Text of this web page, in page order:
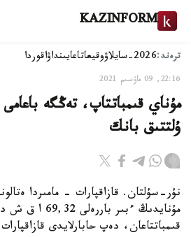
KAZINFORM
ترەند:2026-سايلاۋ وقيعاتاعايىنداۋاقوردا
22:16, 09 ماۋسىم 2021
مۇناي قىمباتتاپ، تەڭگە
ۇلتتىق بانك
قىمباتتاعان، دەپ حابارلايدى